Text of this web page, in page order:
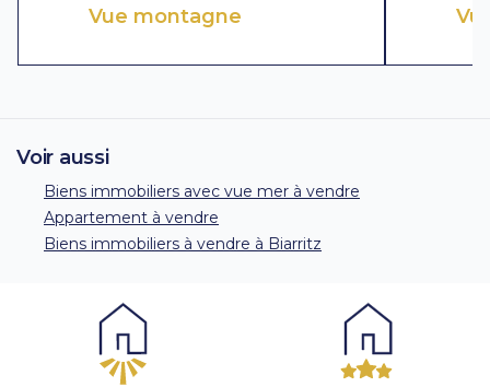
Vue montagne
Voir aussi
Biens immobiliers avec vue mer à vendre
Appartement à vendre
Biens immobiliers à vendre à Biarritz